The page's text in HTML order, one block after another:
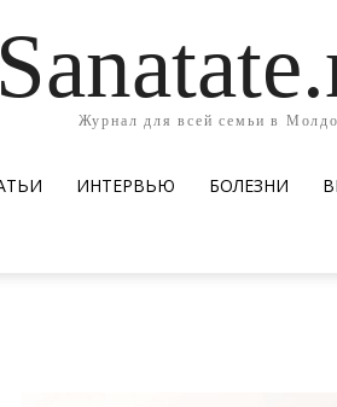
Журнал для всей семьи в
ИНТЕРВЬЮ БОЛЕЗНИ